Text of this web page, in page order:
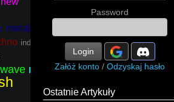
metal
industrial
minimal
Password
Login
Załóż konto / Odzyskaj hasło
Ostatnie Artykuły